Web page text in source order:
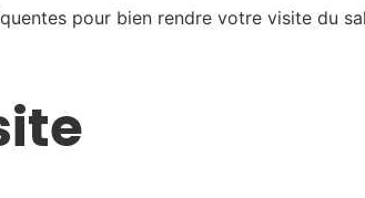
pour bien rendre votre visite du